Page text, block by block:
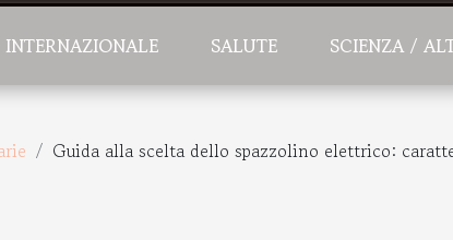
INTERNAZIONALE SALUTE SCIENZA /
Guida alla scelta dello spazzolino elettrico: